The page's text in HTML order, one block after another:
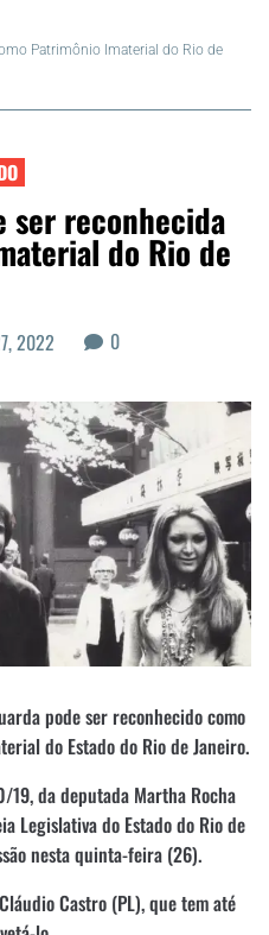
Patrimônio Imaterial do Rio de
ser reconhecida
do Rio de
2022 0
pode ser reconhecido como
do Estado do Rio de Janeiro.
19, da deputada Martha Rocha
Legislativa do Estado do Rio de
nesta quinta-feira (26).
Castro (PL), que tem até